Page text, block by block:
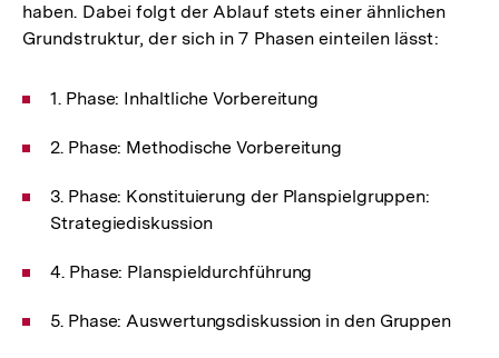
haben. Dabei folgt der Ablauf stets einer ähnlichen
Grundstruktur, der sich in 7 Phasen einteilen lässt:
1. Phase: Inhaltliche Vorbereitung
2. Phase: Methodische Vorbereitung
3. Phase: Konstituierung der Planspielgruppen:
Strategiediskussion
4. Phase: Planspieldurchführung
5. Phase: Auswertungsdiskussion in den Gruppen